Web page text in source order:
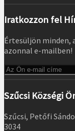
Iratkozzon fel
Értesüljön minden,
azonnal e-mailben!
Szűcsi Községi
Szűcsi, Petőfi
3034